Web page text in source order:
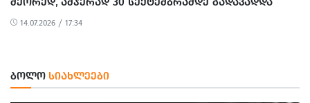
14.07.2026 / 17:34
ᲑᲝᲚᲝ ᲡᲘᲐᲮᲚᲔᲔᲑᲘ